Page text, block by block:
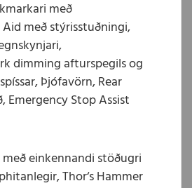
með
með stýrisstuðningi,
dimming afturspegils og
Þjófavörn, Rear
Stop Assist
einkennandi stöðugri
Thor‘s Hammer